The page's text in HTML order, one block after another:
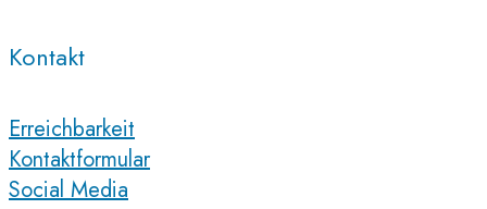
Kontakt
Erreichbarkeit
Kontaktformular
Social Media